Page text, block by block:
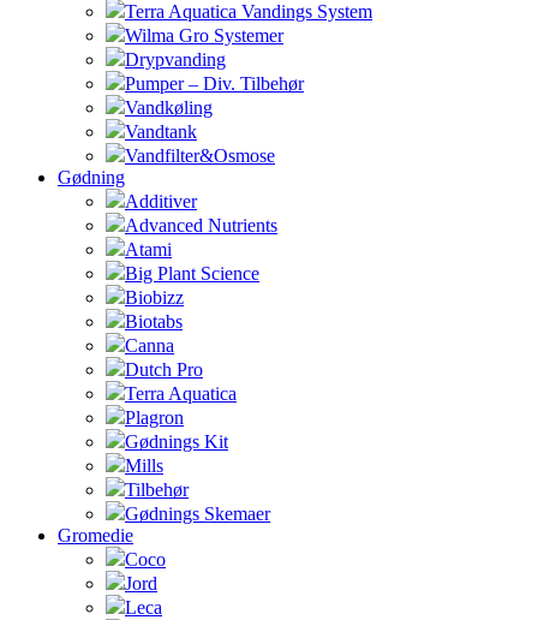
Terra Aquatica Vandings System
Wilma Gro Systemer
Drypvanding
Pumper – Div. Tilbehør
Vandkøling
Vandtank
Vandfilter&Osmose
Gødning
Additiver
Advanced Nutrients
Atami
Big Plant Science
Biobizz
Biotabs
Canna
Dutch Pro
Terra Aquatica
Plagron
Gødnings Kit
Mills
Tilbehør
Gødnings Skemaer
Gromedie
Coco
Jord
Leca